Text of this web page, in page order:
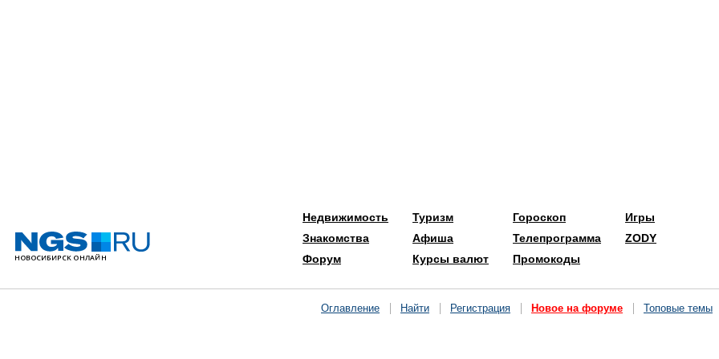
Недвижимость
Знакомства
Форум
Туризм
Афиша
Курсы валют
Гороскоп
Телепрограмма
Промокоды
Игры
ZODY
Оглавление Найти Регистрация Новое на форуме Топовые темы